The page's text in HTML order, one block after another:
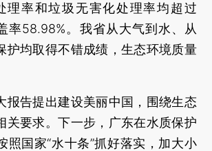
理率和垃圾无害化处理率均超过
率58.98%。我省从大气到水、从
护均取得不错成绩，生态环境质量
告提出建设美丽中国，围绕生态
关要求。下一步，广东在水质保护
照国家“水十条”抓好落实，加大小